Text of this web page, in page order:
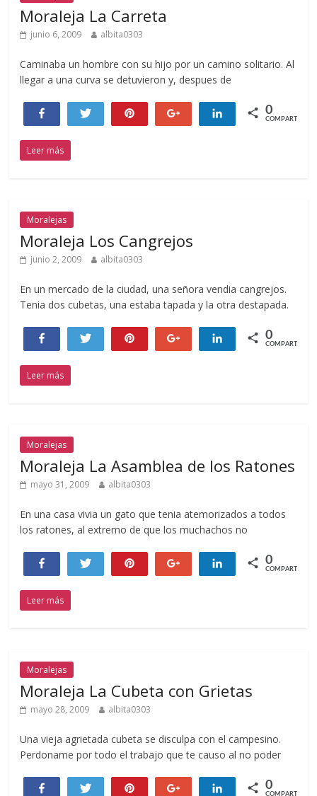
Moraleja La Carreta
junio 6, 2009 albita0303
Caminaba un hombre con su hijo por un camino solitario. Al
llegar a una curva se detuvieron y, despues de
Compartir Twittear Compartir
0
COMPARTIR
Leer más
Moralejas
Moraleja Los Cangrejos
junio 2, 2009 albita0303
En un mercado de la ciudad, una señora vendia cangrejos.
Tenia dos cubetas, una estaba tapada y la otra destapada.
Compartir Twittear Compartir
0
COMPARTIR
Leer más
Moralejas
Moraleja La Asamblea de los Ratones
mayo 31, 2009 albita0303
En una casa vivia un gato que tenia atemorizados a todos
los ratones, al extremo de que los muchachos no
Compartir Twittear Compartir
0
COMPARTIR
Leer más
Moralejas
Moraleja La Cubeta con Grietas
mayo 28, 2009 albita0303
Una vieja agrietada cubeta se disculpa con el campesino.
Perdoname por todo el trabajo que te causo al no poder
Compartir Twittear Compartir
0
COMPARTIR